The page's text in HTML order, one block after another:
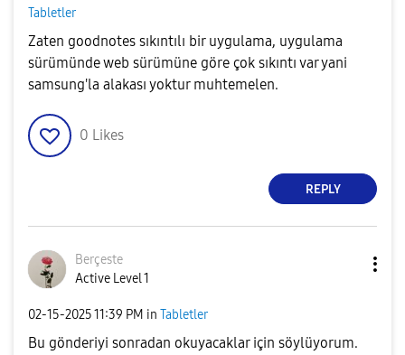
Tabletler
Zaten goodnotes sıkıntılı bir uygulama, uygulama
sürümünde web sürümüne göre çok sıkıntı var yani
samsung'la alakası yoktur muhtemelen.
0 Likes
REPLY
Berçeste
Active Level 1
‎02-15-202511:39 PM in Tabletler
Bu gönderiyi sonradan okuyacaklar için söylüyorum.